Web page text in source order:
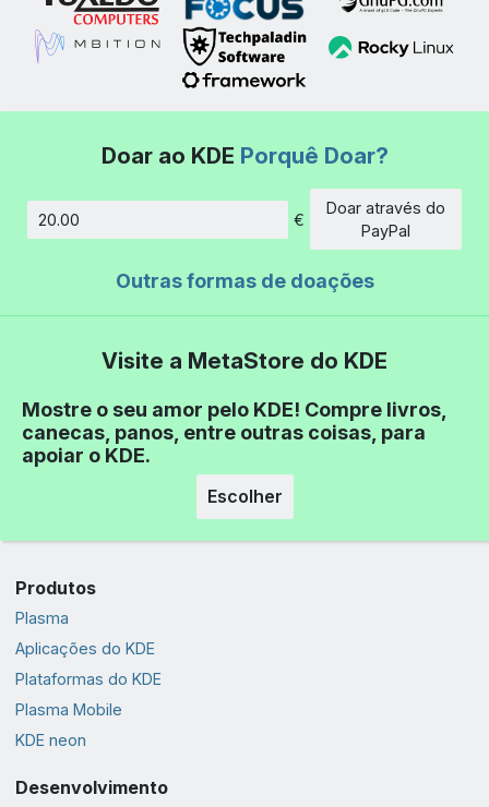
Doar ao KDE Porquê Doar?
Montante
€
Doar através do
PayPal
Outras formas de doações
Visite a MetaStore do KDE
Mostre o seu amor pelo KDE! Compre livros,
canecas, panos, entre outras coisas, para
apoiar o KDE.
Escolher
Produtos
Plasma
Aplicações do KDE
Plataformas do KDE
Plasma Mobile
KDE neon
Desenvolvimento